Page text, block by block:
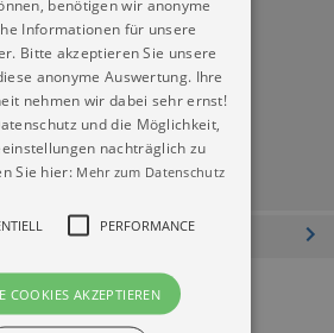
benötigen wir anonyme
Informationen für unsere
Bitte akzeptieren Sie unsere
anonyme Auswertung. Ihre
nehmen wir dabei sehr ernst!
und die Möglichkeit,
nachträglich zu
Sie hier: Mehr zum Datenschutz
PERFORMANCE
COOKIES AKZEPTIEREN